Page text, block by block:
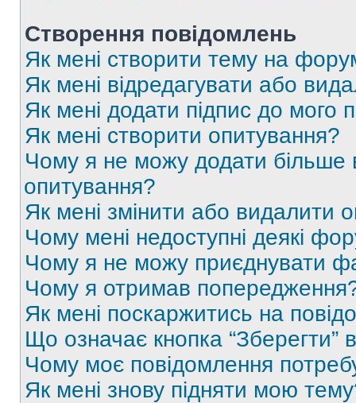
Створення повідомлень
Як мені створити тему на
Як мені відредагувати або
Як мені додати підпис до мого
Як мені створити опитування?
Чому я не можу додати більше
опитування?
Як мені змінити або видалити
Чому мені недоступні деякі
Чому я не можу приєднувати
Чому я отримав
Як мені поскаржитись на
Що означає кнопка
Чому моє повідомлення
Як мені знову підняти мою